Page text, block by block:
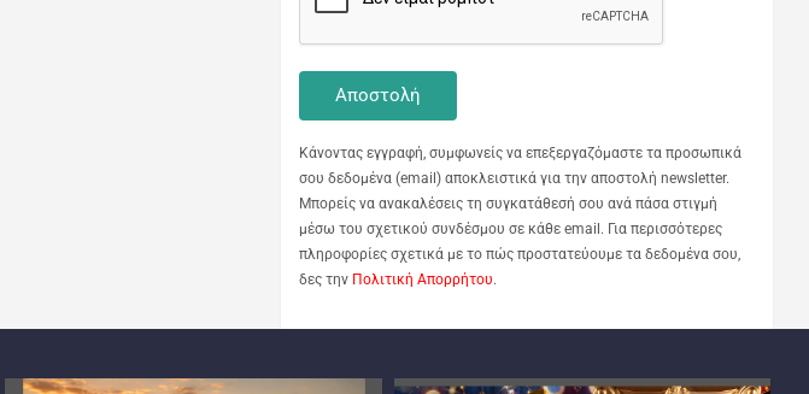
Κάνοντας εγγραφή, συμφωνείς να επεξεργαζόμαστε τα προσωπικά
σου δεδομένα (email) αποκλειστικά για την αποστολή newsletter.
Μπορείς να ανακαλέσεις τη συγκατάθεσή σου ανά πάσα στιγμή
μέσω του σχετικού συνδέσμου σε κάθε email. Για περισσότερες
πληροφορίες σχετικά με το πώς προστατεύουμε τα δεδομένα σου,
δες την Πολιτική Απορρήτου.